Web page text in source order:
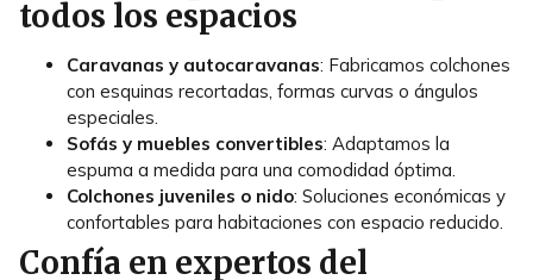
todos los espacios
Caravanas y autocaravanas: Fabricamos colchones
con esquinas recortadas, formas curvas o ángulos
especiales.
Sofás y muebles convertibles: Adaptamos la
espuma a medida para una comodidad óptima.
Colchones juveniles o nido: Soluciones económicas y
confortables para habitaciones con espacio reducido.
Confía en expertos del